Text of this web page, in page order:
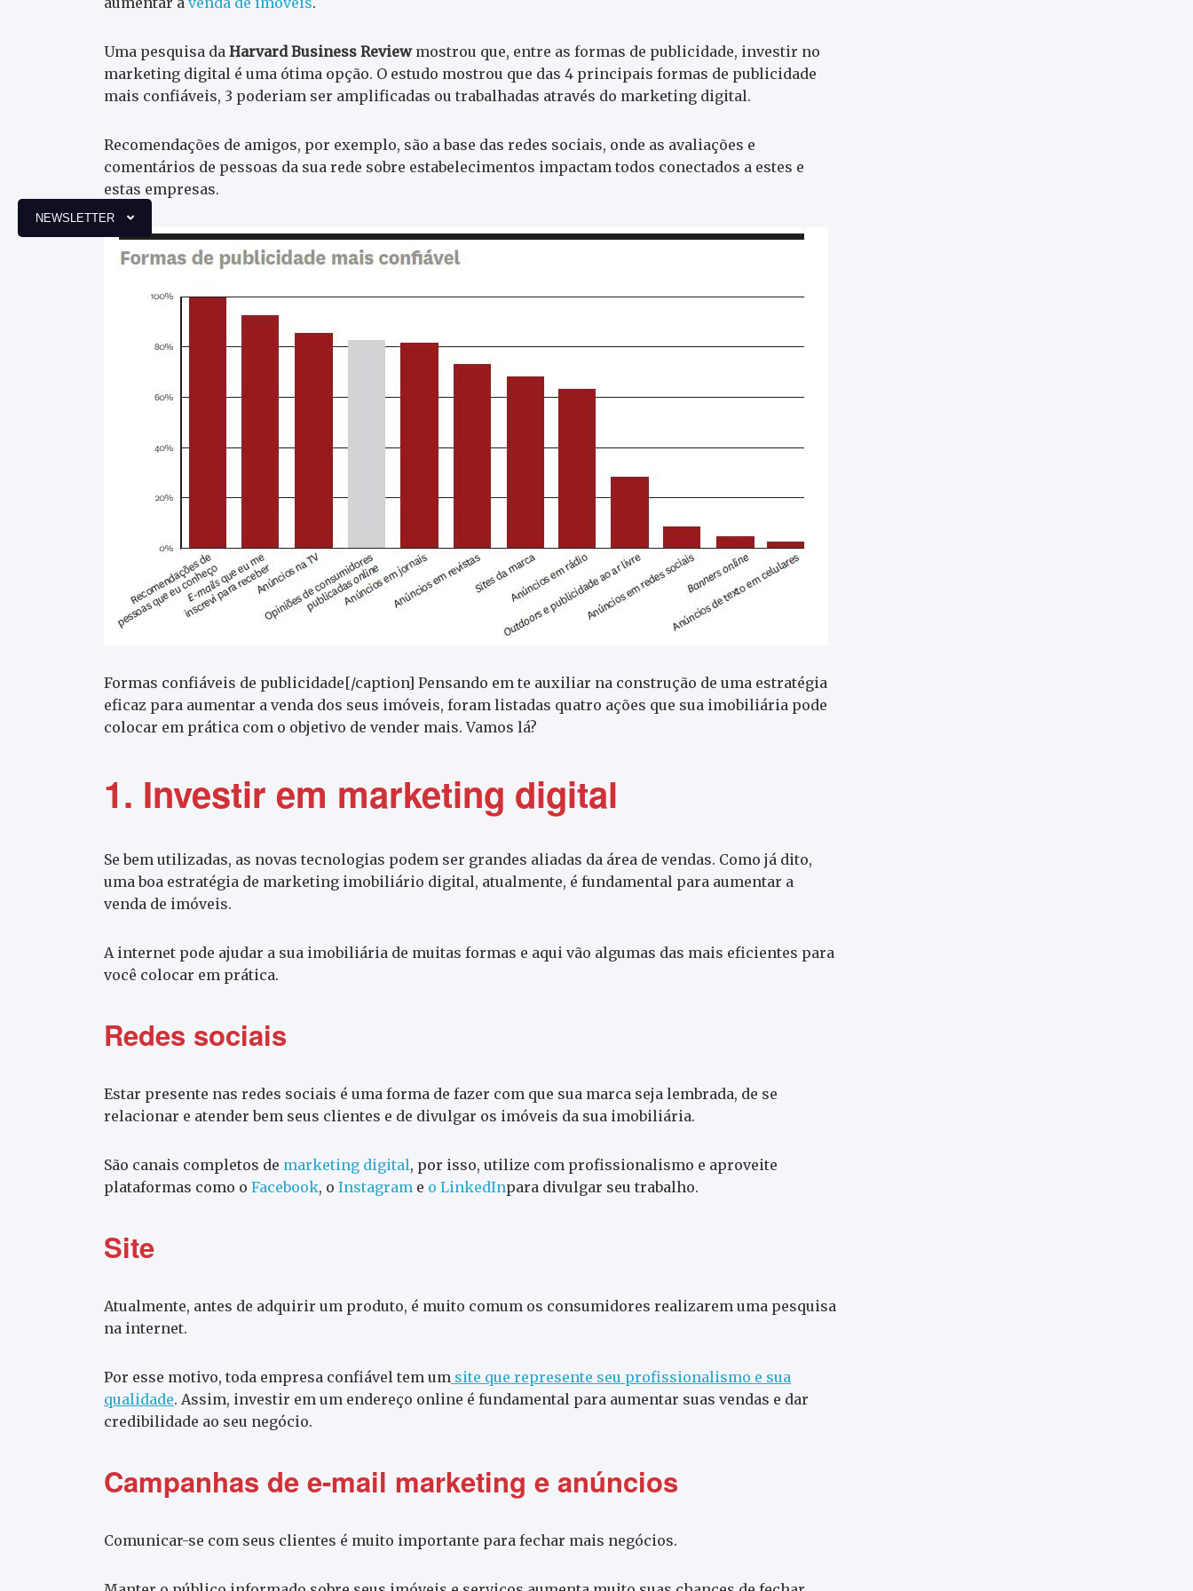
NEWSLETTER
Uma pesquisa da Harvard Business Reviewmostrou que, entre as formas de publicidade, investir no
marketing digital é uma ótima opção. O estudo mostrou que das 4 principais formas de publicidade
mais confiáveis, 3 poderiam ser amplificadas ou trabalhadas através do marketing digital.
Recomendações de amigos, por exemplo, são a base das redes sociais, onde as avaliações e
comentários de pessoas da sua rede sobre estabelecimentos impactam todos conectados a estes e
estas empresas.
Formas confiáveis de publicidade[/caption] Pensando em te auxiliar na construção de uma estratégia
eficaz para aumentar a venda dos seus imóveis, foram listadas quatro ações que sua imobiliária pode
colocar em prática com o objetivo de vender mais. Vamos lá?
1. Investir em marketing digital
Se bem utilizadas, as novas tecnologias podem ser grandes aliadas da área de vendas. Como já dito,
uma boa estratégia de marketing imobiliário digital, atualmente, é fundamental para aumentar a
venda de imóveis.
A internet pode ajudar a sua imobiliária de muitas formas e aqui vão algumas das mais eficientes para
você colocar em prática.
Redes sociais
Estar presente nas redes sociais é uma forma de fazer com que sua marca seja lembrada, de se
relacionar e atender bem seus clientes e de divulgar os imóveis da sua imobiliária.
São canais completos de marketing digital, por isso, utilize com profissionalismo e aproveite
plataformas como o Facebook, o Instagram e o LinkedInpara divulgar seu trabalho.
Site
Atualmente, antes de adquirir um produto, é muito comum os consumidores realizarem uma pesquisa
na internet.
Por esse motivo, toda empresa confiável tem um site que represente seu profissionalismo e sua
qualidade. Assim, investir em um endereço online é fundamental para aumentar suas vendas e dar
credibilidade ao seu negócio.
Campanhas de e-mail marketing e anúncios
Comunicar-se com seus clientes é muito importante para fechar mais negócios.